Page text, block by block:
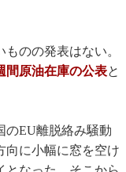
のの発表はない。
間原油在庫の公表と
のEU離脱絡み騒動
向に小幅に窓を空け